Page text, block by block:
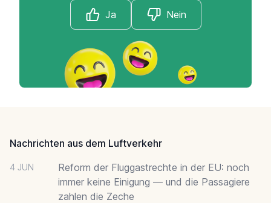
Ja Nein
Nachrichten aus dem Luftverkehr
4 JUN
Reform der Fluggastrechte in der EU: noch
immer keine Einigung — und die Passagiere
zahlen die Zeche